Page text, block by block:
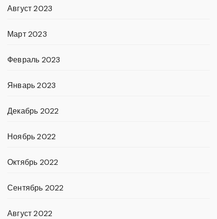
Август 2023
Март 2023
Февраль 2023
Январь 2023
Декабрь 2022
Ноябрь 2022
Октябрь 2022
Сентябрь 2022
Август 2022